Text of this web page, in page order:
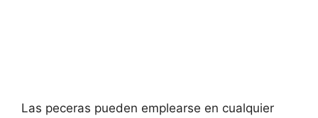
Las peceras pueden emplearse en cualquier